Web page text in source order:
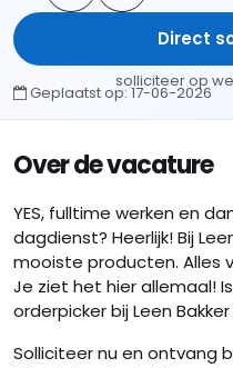
Direct
solliciteer op
Geplaatst op:17-06-2026
Over de vacature
YES, fulltime werken en
dagdienst? Heerlijk! Bij
mooiste producten. Alles
Je ziet het hier allemaal!
orderpicker bij Leen
Solliciteer nu en ontvang